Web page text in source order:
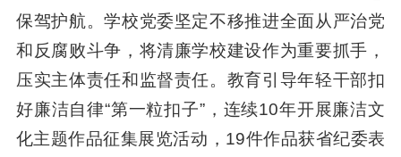
保驾护航。学校党委坚定不移推进全面从严治党
和反腐败斗争，将清廉学校建设作为重要抓手，
压实主体责任和监督责任。教育引导年轻干部扣
好廉洁自律“第一粒扣子”，连续10年开展廉洁文
化主题作品征集展览活动，19件作品获省纪委表